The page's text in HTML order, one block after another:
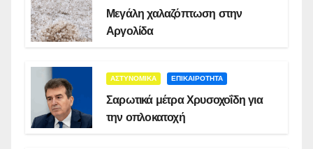
Μεγάλη χαλαζόπτωση στην
Αργολίδα
ΑΣΤΥΝΟΜΙΚΑ ΕΠΙΚΑΙΡΟΤΗΤΑ
Σαρωτικά μέτρα Χρυσοχοΐδη για
την οπλοκατοχή